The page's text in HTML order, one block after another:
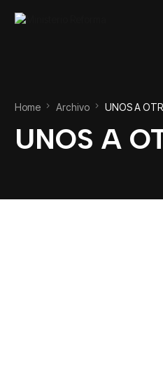
Home Archivo UNOS A
UNOS A